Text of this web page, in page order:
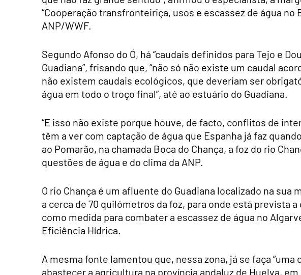
“Cooperação transfronteiriça, usos e escassez de água no
ANP/WWF.
Segundo Afonso do Ó, há “caudais definidos para Tejo e
Guadiana”, frisando que, “não só não existe um caudal
não existem caudais ecológicos, que deveriam ser
água em todo o troço final”, até ao estuário do Guadiana.
“E isso não existe porque houve, de facto, conflitos de
têm a ver com captação de água que Espanha já faz
ao Pomarão, na chamada Boca do Chança, a foz do rio
questões de água e do clima da ANP.
O rio Chança é um afluente do Guadiana localizado na sua
a cerca de 70 quilómetros da foz, para onde está prevista
como medida para combater a escassez de água no
Eficiência Hídrica.
A mesma fonte lamentou que, nessa zona, já se faça “uma
abastecer a agricultura na província andaluz de Huelva,